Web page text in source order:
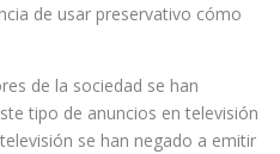
de usar preservativo cómo
de la sociedad se han
tipo de anuncios en televisión
se han negado a emitir